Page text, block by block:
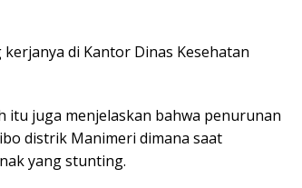
di Kantor Dinas Kesehatan
itu juga menjelaskan bahwa penurunan
distrik Manimeri dimana saat
yang stunting.